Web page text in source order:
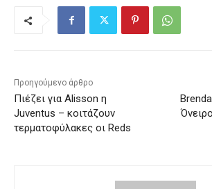
Προηγούμενο άρθρο
Πιέζει για Alisson η
Juventus – κοιτάζουν
τερματοφύλακες οι Reds